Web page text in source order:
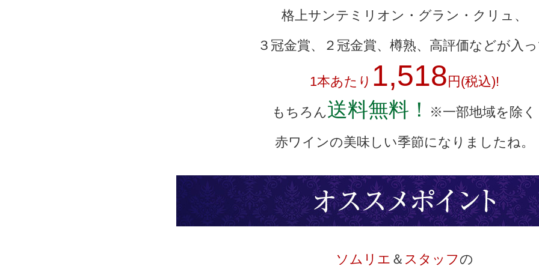
格上サンテミリオン・グラン・クリュ、
３冠金賞、２冠金賞、樽熟、高評価などが入
1本あたり 1,518 円(税込)!
もちろん送料無料！
※一部地域を除く
赤ワインの美味しい季節になりましたね。
ソムリエ ＆ スタッフの